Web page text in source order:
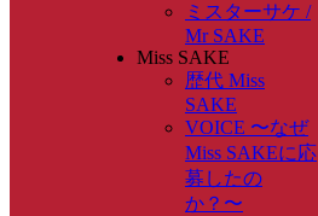
ミスターサケ /
Mr SAKE
Miss SAKE
歴代 Miss
SAKE
VOICE 〜なぜ
Miss SAKEに応
募したの
か？〜